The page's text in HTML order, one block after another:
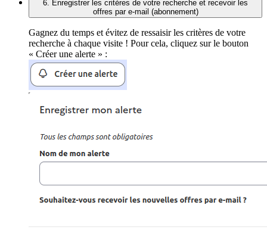
6. Enregistrer les critères de votre recherche et recevoir les
offres par e-mail (abonnement)
Gagnez du temps et évitez de ressaisir les critères de votre
recherche à chaque visite ! Pour cela, cliquez sur le bouton
« Créer une alerte » :